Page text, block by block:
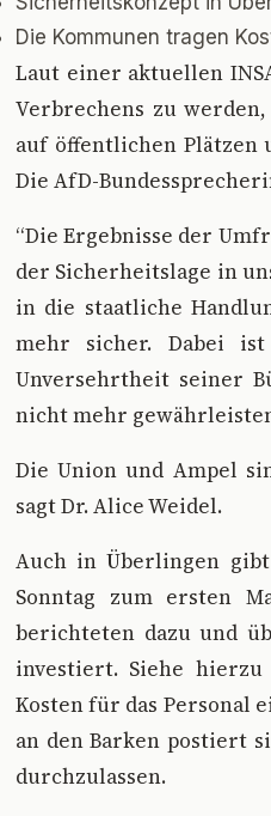
Die Kommunen tragen
Laut einer aktuellen
Verbrechens zu
auf öffentlichen Plätzen
Die AfD-
“Die Ergebnisse der
der Sicherheitslage in
in die staatliche
mehr sicher. Dabei
Unversehrtheit seiner
nicht mehr
Die Union und Ampel
sagt Dr. Alice Weidel.
Auch in Überlingen
Sonntag zum ersten
berichteten dazu und
investiert. Siehe hierzu
Kosten für das Personal
an den Barken postiert
durchzulassen.